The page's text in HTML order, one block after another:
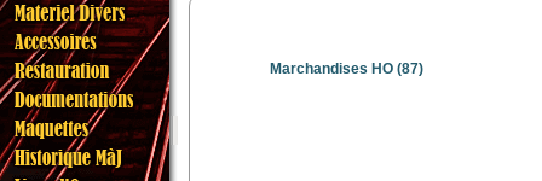
Marchandises HO (87)